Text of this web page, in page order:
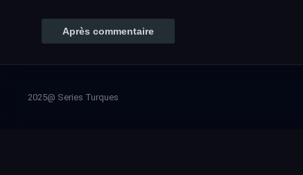
2025@ Series Turques